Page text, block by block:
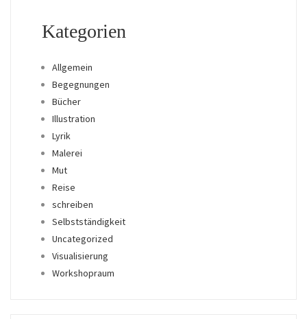
Kategorien
Allgemein
Begegnungen
Bücher
Illustration
Lyrik
Malerei
Mut
Reise
schreiben
Selbstständigkeit
Uncategorized
Visualisierung
Workshopraum